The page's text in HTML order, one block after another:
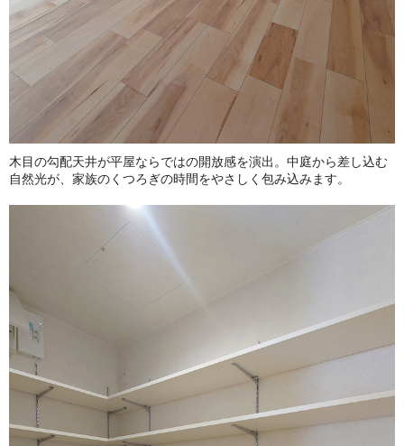
木目の勾配天井が平屋ならではの開放感を演出。中庭から差し込む
自然光が、家族のくつろぎの時間をやさしく包み込みます。